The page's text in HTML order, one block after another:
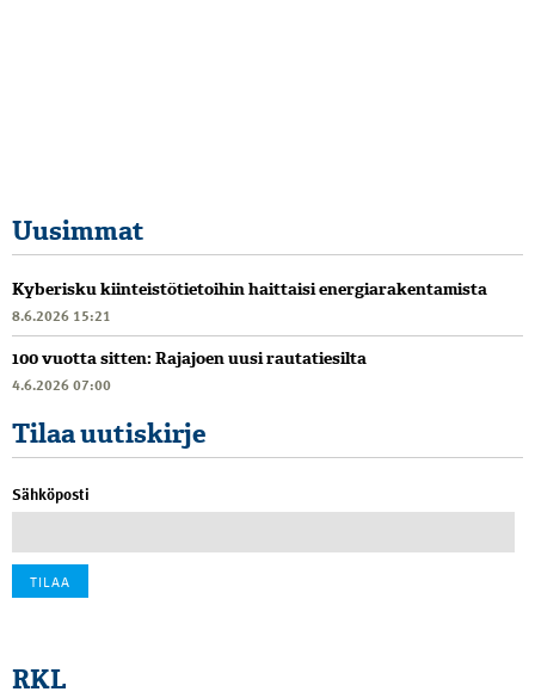
Uusimmat
Kyberisku kiinteistötietoihin haittaisi energiarakentamista
8.6.2026 15:21
100 vuotta sitten: Rajajoen uusi rautatiesilta
4.6.2026 07:00
Tilaa uutiskirje
Sähköposti
RKL